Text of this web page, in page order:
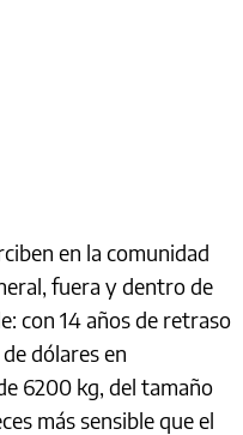
en la comunidad
fuera y dentro de
con 14 años de retraso
dólares en
6200 kg, del tamaño
más sensible que el